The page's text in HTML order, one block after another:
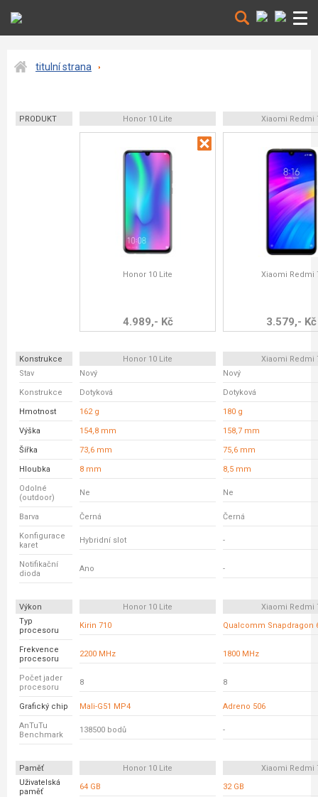
titulní strana
PRODUKT Honor 10 Lite Xiaomi Redmi
Honor 10 Lite
4.989,- Kč
Xiaomi Redmi
3.579,- Kč
Konstrukce Honor 10 Lite
Xiaomi Redmi
Stav
Nový Nový
Konstrukce Dotyková Dotyková
Hmotnost 162 g 180 g
Výška 154,8 mm 158,7 mm
Šířka 73,6 mm 75,6 mm
Hloubka 8 mm 8,5 mm
Odolné
(outdoor)
Ne Ne
Barva Černá Černá
Konfigurace
karet
Hybridní slot -
Notifikační
dioda
Ano -
Výkon Honor 10 Lite
Xiaomi Redmi
Typ
procesoru
Kirin 710 Qualcomm Snapdragon
Frekvence
procesoru
2200 MHz 1800 MHz
Počet jader
procesoru
8 8
Grafický chip Mali-G51 MP4 Adreno 506
AnTuTu
Benchmark
138500 bodů -
Paměť Honor 10 Lite
Xiaomi Redmi
Uživatelská
paměť
64 GB 32 GB